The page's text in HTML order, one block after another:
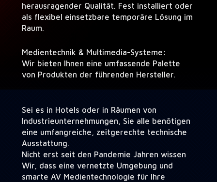
herausragender Qualität. Fest installiert oder
als flexibel einsetzbare temporäre Lösung im
Raum.
Medientechnik & Multimedia-Systeme:
Wir bieten Ihnen eine umfassende Palette
von Produkten der führenden Hersteller.
Sei es in Hotels oder in Räumen von
Industrieunternehmungen, Sie alle benötigen
eine umfangreiche, zeitgerechte technische
Ausstattung.
Nicht erst seit den Pandemie Jahren wissen
Wir, dass eine vernetzte Umgebung und
smarte AV Medientechnologie für Ihre